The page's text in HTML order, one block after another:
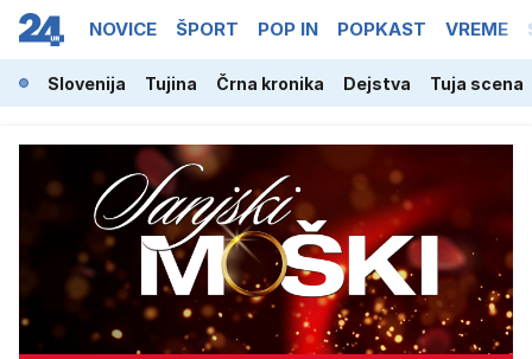
NOVICE ŠPORT POP IN POPKAST VREME
Slovenija Tujina Črna kronika Dejstva Tuja scena